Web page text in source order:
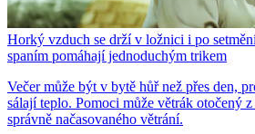
Horký vzduch se drží v ložnici i po
spaním pomáhají jednoduchým trikem
Večer může být v bytě hůř než přes den,
sálají teplo. Pomoci může větrák otočený
správně načasovaného větrání.